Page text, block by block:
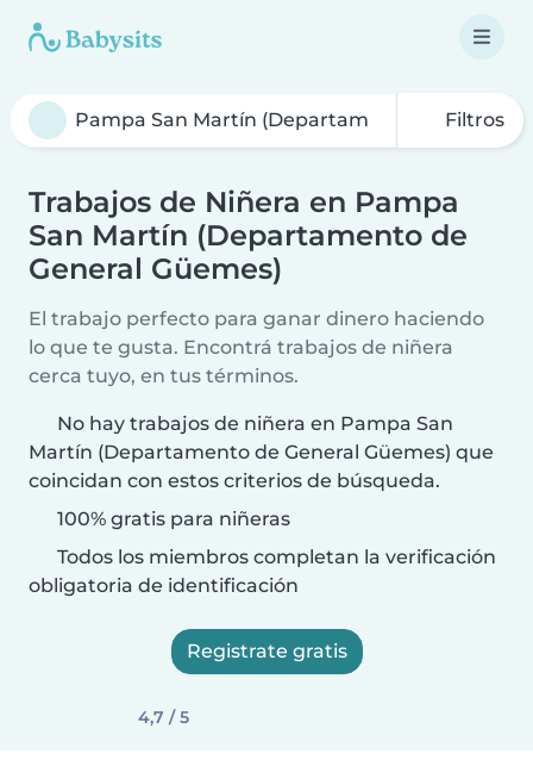
Filtros
Trabajos de Niñera en Pampa
San Martín (Departamento de
General Güemes)
El trabajo perfecto para ganar dinero haciendo
lo que te gusta. Encontrá trabajos de niñera
cerca tuyo, en tus términos.
No hay trabajos de niñera en Pampa San
Martín (Departamento de General Güemes) que
coincidan con estos criterios de búsqueda.
100% gratis para niñeras
Todos los miembros completan la verificación
obligatoria de identificación
Registrate gratis
4,7 / 5